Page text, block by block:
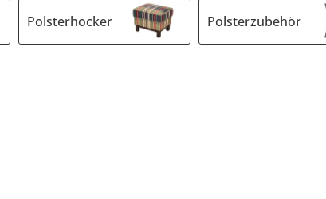
Polsterhocker Polsterzubehör